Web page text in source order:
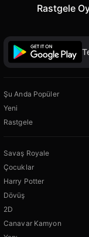
Rastgele
Şu Anda Popüler
Yeni
Rastgele
Savaş Royale
Çocuklar
Harry Potter
Dövüş
2D
Canavar Kamyon